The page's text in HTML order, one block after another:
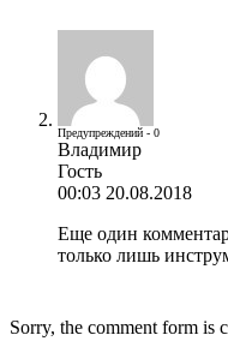
Предупреждений - 0
Владимир
Гость
00:03 20.08.2018
Еще один
только лишь
Sorry, the comment form is